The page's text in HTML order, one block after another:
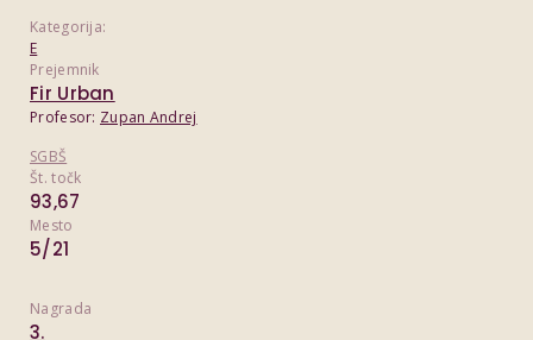
Kategorija:
E
Prejemnik
Fir Urban
Profesor: Zupan Andrej
SGBŠ
Št. točk
93,67
Mesto
5/21
Nagrada
3.